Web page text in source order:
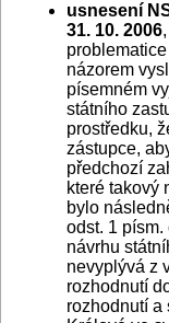
usnesení
31. 10. 2006
názorem
písemném
státního
prostředku,
zástupce,
předchozí
které takový
bylo
odst. 1 písm.
návrhu
nevyplývá z
rozhodnutí
rozhodnutí a